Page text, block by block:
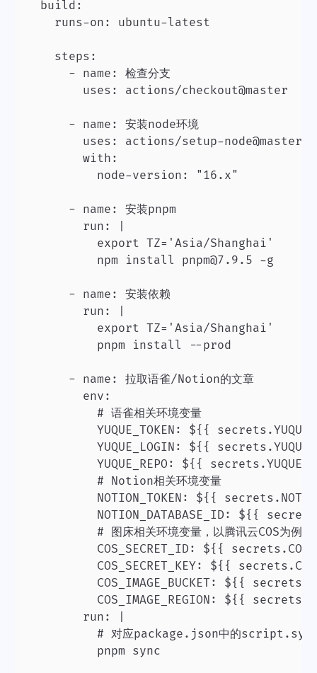
  build:
    runs-on: ubuntu-latest
    steps:
      - name: 检查分支
        uses: actions/checkout@master
      - name: 安装node环境
        uses: actions/setup-node@master
        with:
          node-version: "16.x"
      - name: 安装pnpm
        run: |
          export TZ='Asia/Shanghai'
          npm install pnpm@7.9.5 -g
      - name: 安装依赖
        run: |
          export TZ='Asia/Shanghai'
          pnpm install --prod
      - name: 拉取语雀/Notion的文章
        env:
          # 语雀相关环境变量
YUQUE_TOKEN: ${{
YUQUE_LOGIN: ${{
YUQUE_REPO: ${{
          # Notion相关环境变量
NOTION_DATABASE_ID: ${{
          # 图床相关环境变量，以腾讯云COS为例
COS_SECRET_ID: ${{
COS_SECRET_KEY: ${{
COS_IMAGE_BUCKET: ${{
COS_IMAGE_REGION: ${{
        run: |
# 对应package.json中的
          pnpm sync